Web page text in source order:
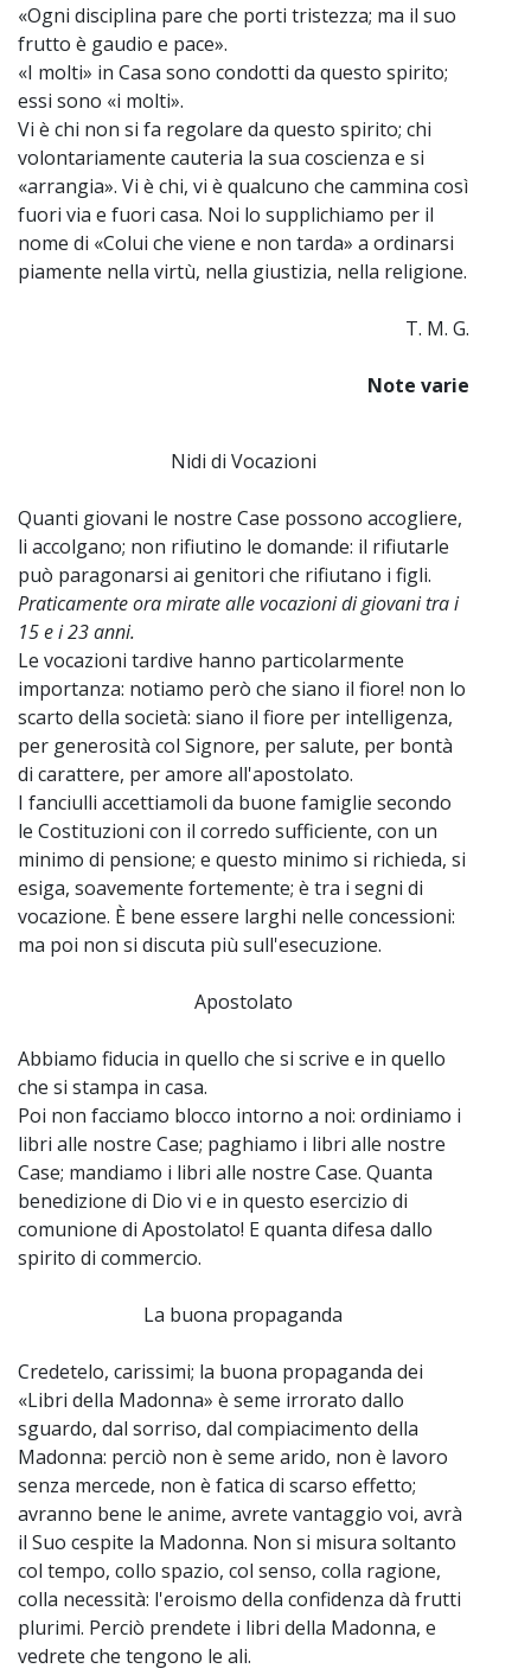
«Ogni disciplina pare che porti tristezza; ma il suo
frutto è gaudio e pace».
«I molti» in Casa sono condotti da questo spirito;
essi sono «i molti».
Vi è chi non si fa regolare da questo spirito; chi
volontariamente cauteria la sua coscienza e si
«arrangia». Vi è chi, vi è qualcuno che cammina così
fuori via e fuori casa. Noi lo supplichiamo per il
nome di «Colui che viene e non tarda» a ordinarsi
piamente nella virtù, nella giustizia, nella religione.
T. M. G.
Note varie
Nidi di Vocazioni
Quanti giovani le nostre Case possono accogliere,
li accolgano; non rifiutino le domande: il rifiutarle
può paragonarsi ai genitori che rifiutano i figli.
Praticamente ora mirate alle vocazioni di giovani tra i
15 e i 23 anni.
Le vocazioni tardive hanno particolarmente
importanza: notiamo però che siano il fiore! non lo
scarto della società: siano il fiore per intelligenza,
per generosità col Signore, per salute, per bontà
di carattere, per amore all'apostolato.
I fanciulli accettiamoli da buone famiglie secondo
le Costituzioni con il corredo sufficiente, con un
minimo di pensione; e questo minimo si richieda, si
esiga, soavemente fortemente; è tra i segni di
vocazione. È bene essere larghi nelle concessioni:
ma poi non si discuta più sull'esecuzione.
Apostolato
Abbiamo fiducia in quello che si scrive e in quello
che si stampa in casa.
Poi non facciamo blocco intorno a noi: ordiniamo i
libri alle nostre Case; paghiamo i libri alle nostre
Case; mandiamo i libri alle nostre Case. Quanta
benedizione di Dio vi e in questo esercizio di
comunione di Apostolato! E quanta difesa dallo
spirito di commercio.
La buona propaganda
Credetelo, carissimi; la buona propaganda dei
«Libri della Madonna» è seme irrorato dallo
sguardo, dal sorriso, dal compiacimento della
Madonna: perciò non è seme arido, non è lavoro
senza mercede, non è fatica di scarso effetto;
avranno bene le anime, avrete vantaggio voi, avrà
il Suo cespite la Madonna. Non si misura soltanto
col tempo, collo spazio, col senso, colla ragione,
colla necessità: l'eroismo della confidenza dà frutti
plurimi. Perciò prendete i libri della Madonna, e
vedrete che tengono le ali.